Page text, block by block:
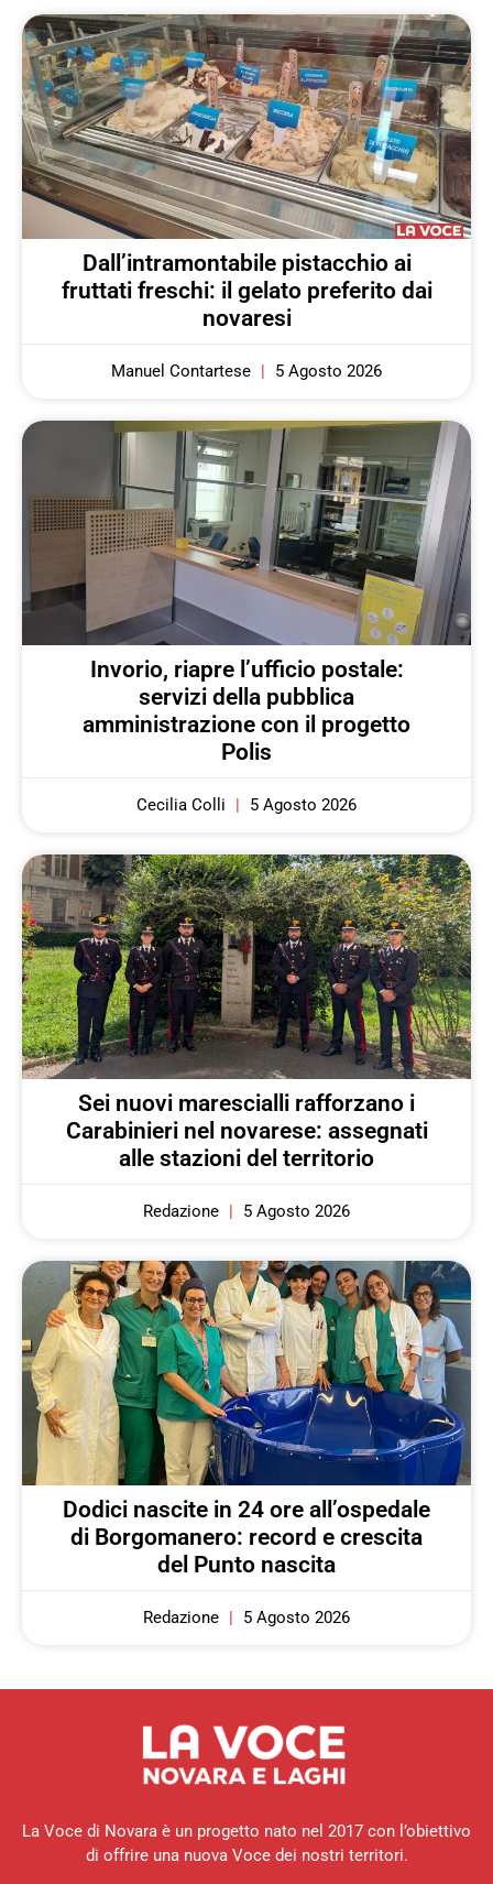
Dall’intramontabile pistacchio ai
fruttati freschi: il gelato preferito dai
novaresi
Manuel Contartese 5 Agosto 2026
Invorio, riapre l’ufficio postale:
servizi della pubblica
amministrazione con il progetto
Polis
Cecilia Colli 5 Agosto 2026
Sei nuovi marescialli rafforzano i
Carabinieri nel novarese: assegnati
alle stazioni del territorio
Redazione 5 Agosto 2026
Dodici nascite in 24 ore all’ospedale
di Borgomanero: record e crescita
del Punto nascita
Redazione 5 Agosto 2026
La Voce di Novara è un progetto nato nel 2017 con l’obiettivo
di offrire una nuova Voce dei nostri territori.